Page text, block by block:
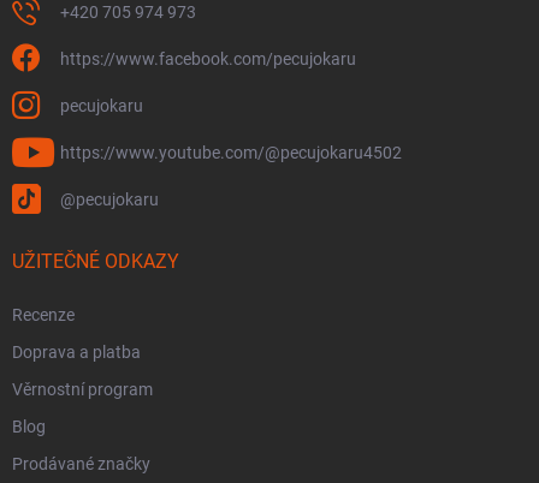
+420 705 974 973
https://www.facebook.com/pecujokaru
pecujokaru
https://www.youtube.com/@pecujokaru4502
@pecujokaru
UŽITEČNÉ ODKAZY
Recenze
Doprava a platba
Věrnostní program
Blog
Prodávané značky